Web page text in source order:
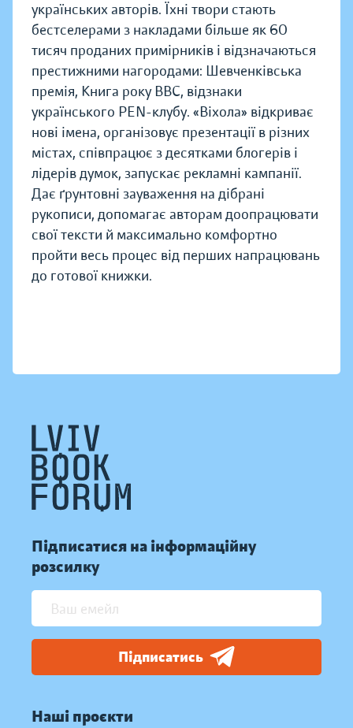
українських авторів. Їхні твори стають
бестселерами з накладами більше як 60
тисяч проданих примірників і відзначаються
престижними нагородами: Шевченківська
премія, Книга року BBC, відзнаки
українського PEN-клубу. «Віхола» відкриває
нові імена, організовує презентації в різних
містах, співпрацює з десятками блогерів і
лідерів думок, запускає рекламні кампанії.
Дає ґрунтовні зауваження на дібрані
рукописи, допомагає авторам доопрацювати
свої тексти й максимально комфортно
пройти весь процес від перших напрацювань
до готової книжки.
Підписатися на інформаційну
розсилку
Підписатись
Наші проєкти